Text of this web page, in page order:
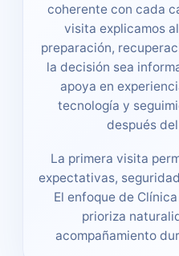
coherente con cada
visita explicamos
preparación,
la decisión sea
apoya en
tecnología y
después
La primera visita
expectativas,
El enfoque de
prioriza
acompañamiento